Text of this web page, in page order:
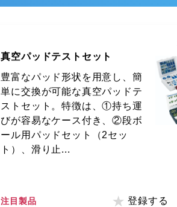
真空パッドテストセット
豊富なパッド形状を用意し、簡
単に交換が可能な真空パッドテ
ストセット。特徴は、①持ち運
びが容易なケース付き、②段ボ
ール用パッドセット（2セッ
ト）、滑り止...
注目製品 登録する